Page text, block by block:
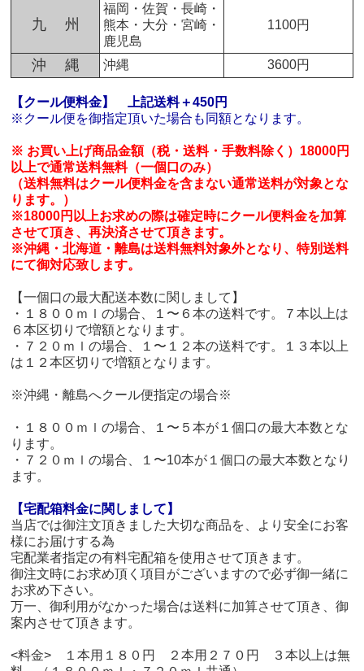
九 州
福岡・佐賀・長崎・
熊本・大分・宮崎・
鹿児島
1100円
沖 縄 沖縄 3600円
【クール便料金】
上記送料＋450円
※クール便を御指定頂いた場合も同額となります。
※ お買い上げ商品金額（税・送料・手数料除く）18000円
以上で通常送料無料（一個口のみ）
（送料無料はクール便料金を含まない通常送料が対象とな
ります。）
※18000円以上お求めの際は確定時にクール便料金を加算
させて頂き、再決済させて頂きます。
※沖縄・北海道・離島は送料無料対象外となり、特別送料
にて御対応致します。
【一個口の最大配送本数に関しまして】
・１８００ｍｌの場合、１〜６本の送料です。７本以上は
６本区切りで増額となります。
・７２０ｍｌの場合、１〜１２本の送料です。１３本以上
は１２本区切りで増額となります。
※沖縄・離島へクール便指定の場合※
・１８００ｍｌの場合、１〜５本が１個口の最大本数とな
ります。
・７２０ｍｌの場合、１〜10本が１個口の最大本数となり
ます。
【宅配箱料金に関しまして】
当店では御注文頂きました大切な商品を、より安全にお客
様にお届けする為
宅配業者指定の有料宅配箱を使用させて頂きます。
御注文時にお求め頂く項目がございますので必ず御一緒に
お求め下さい。
万一、御利用がなかった場合は送料に加算させて頂き、御
案内させて頂きます。
<料金> １本用１８０円 ２本用２７０円 ３本以上は無